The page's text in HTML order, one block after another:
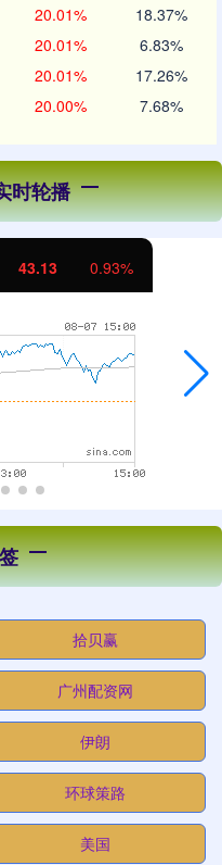
20.01% 18.37%
20.01% 6.83%
20.01% 17.26%
20.00% 7.68%
时轮播
43.13 0.93%
拾贝赢
广州配资网
伊朗
环球策路
美国